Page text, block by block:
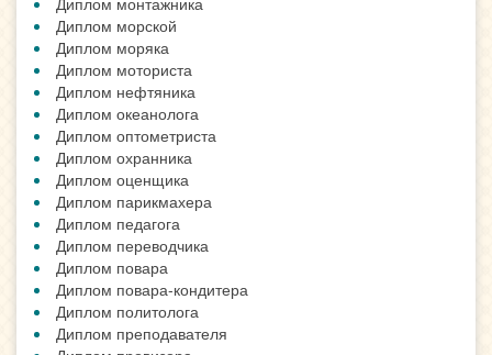
Диплом морской
Диплом моряка
Диплом моториста
Диплом нефтяника
Диплом океанолога
Диплом оптометриста
Диплом охранника
Диплом оценщика
Диплом парикмахера
Диплом педагога
Диплом переводчика
Диплом повара
Диплом повара-кондитера
Диплом политолога
Диплом преподавателя